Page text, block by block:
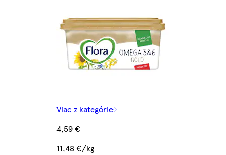
Viac z kategórie
4,59 €
11,48 €/kg